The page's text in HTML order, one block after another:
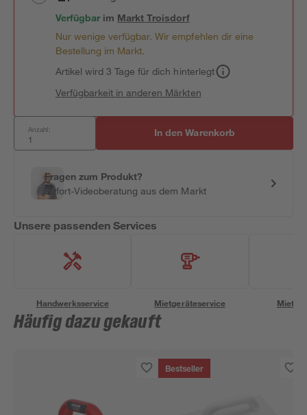
Verfügbar im MarktTroisdorf
Nur wenige verfügbar. Wir empfehlen dir eine
Bestellung im Markt.
Artikel wird 3 Tage für dich hinterlegt
Verfügbarkeit in anderen Märkten
Anzahl: In den Warenkorb
Fragen zum Produkt?
Sofort-Videoberatung aus dem Markt
Unsere passenden Services
Handwerksservice Mietgeräteservice
Häufig dazu gekauft
Bestseller